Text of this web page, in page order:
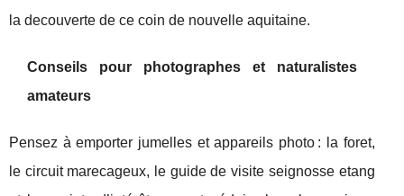
la decouverte de ce coin de nouvelle aquitaine.
Conseils pour photographes et naturalistes
amateurs
Pensez à emporter jumelles et appareils photo : la foret,
le circuit marecageux, le guide de visite seignosse etang